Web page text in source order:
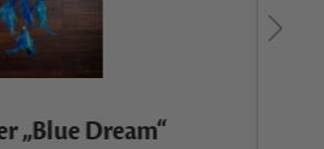
„Blue Dream“